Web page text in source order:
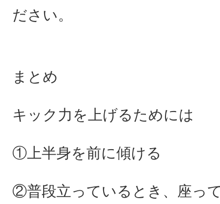
ださい。
まとめ
キック力を上げるためには
①上半身を前に傾ける
②普段立っているとき、座っ